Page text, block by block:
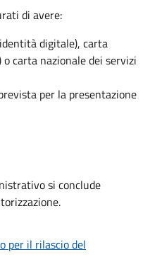
di avere:
digitale), carta
carta nazionale dei servizi
per la presentazione
si conclude
per il rilascio del